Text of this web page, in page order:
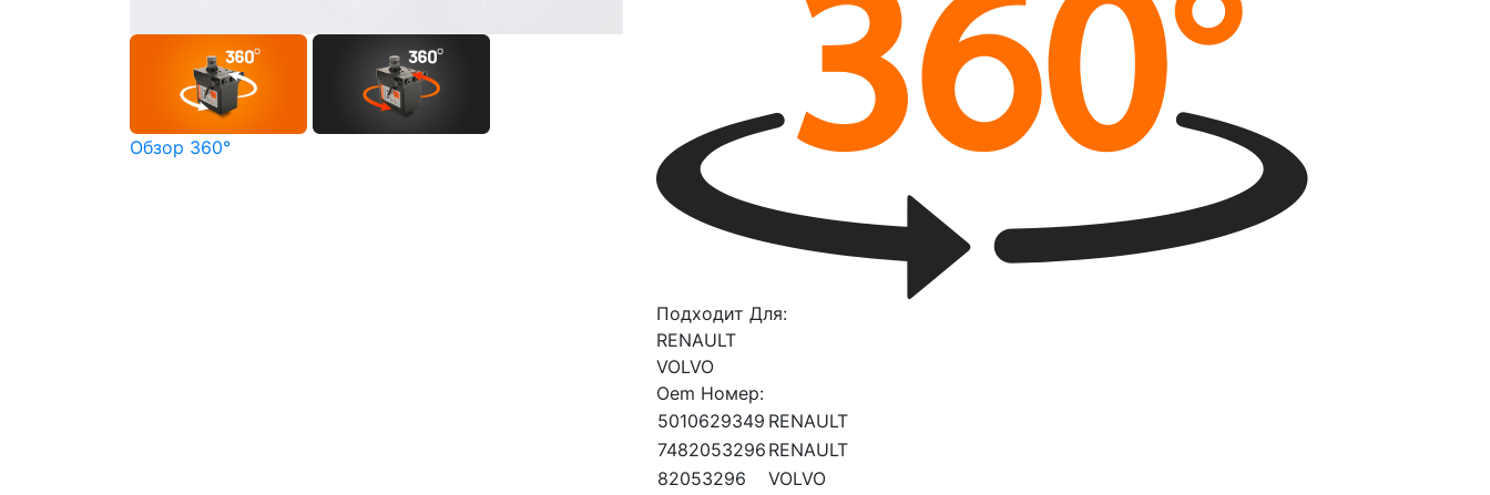
Обзор 360°
Подходит Для:
RENAULT
VOLVO
Oem Номер:
5010629349 RENAULT
7482053296 RENAULT
82053296
VOLVO